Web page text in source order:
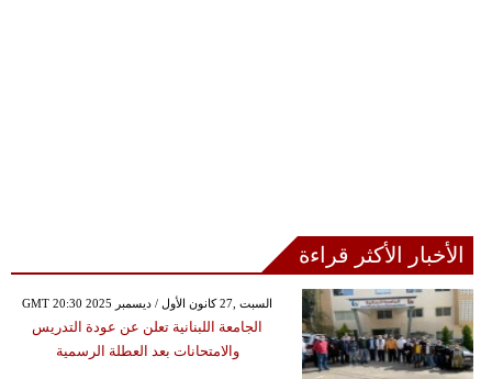
الأخبار الأكثر قراءة
GMT 20:30 2025 السبت ,27 كانون الأول / ديسمبر
الجامعة اللبنانية تعلن عن عودة التدريس
والامتحانات بعد العطلة الرسمية